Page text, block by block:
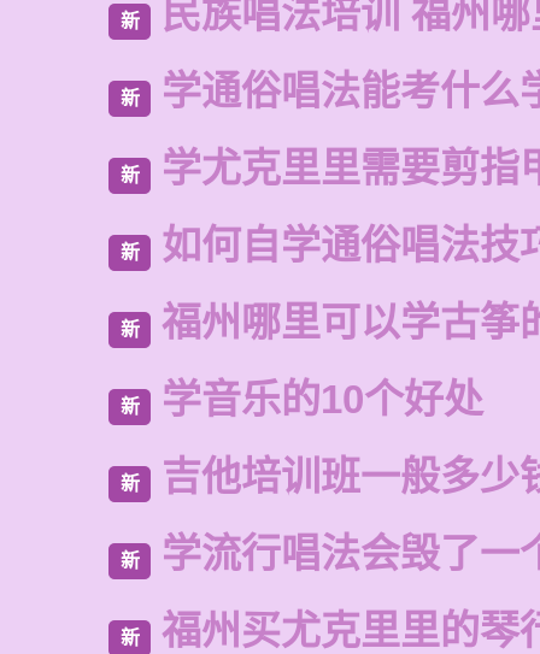
新 民族唱法培训 福州
新 学通俗唱法能考什么
新 学尤克里里需要剪指
新 如何自学通俗唱法技
新 福州哪里可以学古筝
新 学音乐的10个好处
新 吉他培训班一般多少
新 学流行唱法会毁了一
新 福州买尤克里里的琴